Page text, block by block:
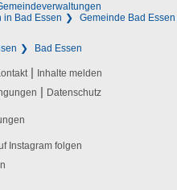
in Bad Essen
Gemeinde Bad Essen
Bad Essen
| Inhalte melden
| Datenschutz
Instagram folgen